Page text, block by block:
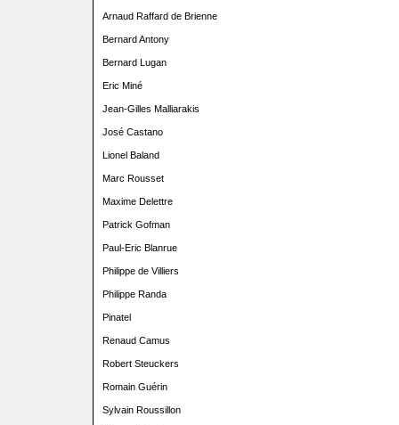
Arnaud Raffard de Brienne
Bernard Antony
Bernard Lugan
Eric Miné
Jean-Gilles Malliarakis
José Castano
Lionel Baland
Marc Rousset
Maxime Delettre
Patrick Gofman
Paul-Eric Blanrue
Philippe de Villiers
Philippe Randa
Pinatel
Renaud Camus
Robert Steuckers
Romain Guérin
Sylvain Roussillon